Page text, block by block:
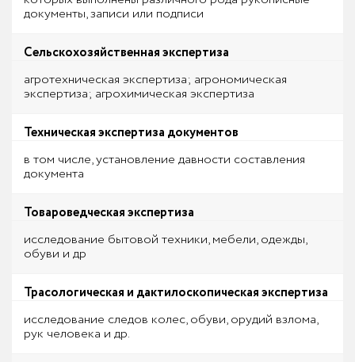
документы, записи или подписи
Сельскохозяйственная экспертиза
агротехническая экспертиза; агрономическая
экспертиза; агрохимическая экспертиза
Техническая экспертиза документов
в том числе, установление давности составления
документа
Товароведческая экспертиза
исследование бытовой техники, мебели, одежды,
обуви и др
Трасологическая и дактилоскопическая экспертиза
исследование следов колес, обуви, орудий взлома,
рук человека и др.